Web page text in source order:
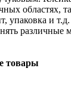
областях,
упаковка и
различные
товары